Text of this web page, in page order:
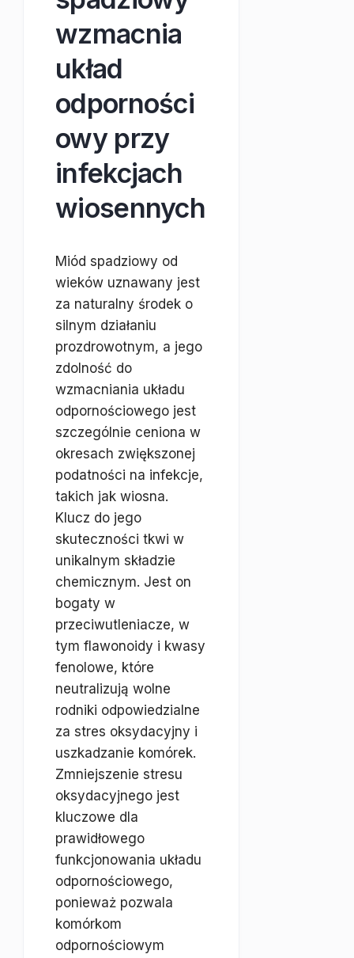
wzmacnia
układ
odporności
owy przy
infekcjach
wiosennych
Miód spadziowy od
wieków uznawany jest
za naturalny środek o
silnym działaniu
prozdrowotnym, a jego
zdolność do
wzmacniania układu
odpornościowego jest
szczególnie ceniona w
okresach zwiększonej
podatności na infekcje,
takich jak wiosna.
Klucz do jego
skuteczności tkwi w
unikalnym składzie
chemicznym. Jest on
bogaty w
przeciwutleniacze, w
tym flawonoidy i kwasy
fenolowe, które
neutralizują wolne
rodniki odpowiedzialne
za stres oksydacyjny i
uszkadzanie komórek.
Zmniejszenie stresu
oksydacyjnego jest
kluczowe dla
prawidłowego
funkcjonowania układu
odpornościowego,
ponieważ pozwala
komórkom
odpornościowym